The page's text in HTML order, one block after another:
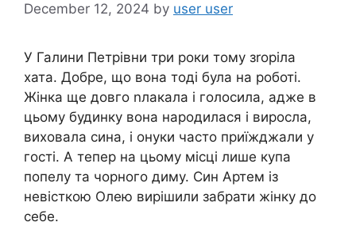
December 12, 2024 by user user
У Галини Петрівни три роки тому зrоріла
хата. Добре, що вона тоді була на роботі.
Жінка ще довго nлакала і голосила, адже в
цьому будинку вона народилася і виросла,
виховала сина, і онуки часто приїжджали у
гості. А тепер на цьому місці лише купа
попелу та чорного диму. Син Артем із
невісткою Олею вирішили забрати жінку до
себе.